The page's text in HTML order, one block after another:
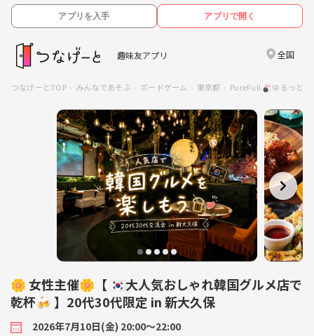
アプリを入手 アプリで開く
趣味友アプリ 全国
つなげーとTOP みんなであそぶ ボードゲーム 東京都 PureFull 🎳ゆるっと
🌼 女性主催🌼【 🇰🇷大人気おしゃれ韓国グルメ店で
乾杯🍻 】20代30代限定 in 新大久保
2026年7月10日(金) 20:00〜22:00